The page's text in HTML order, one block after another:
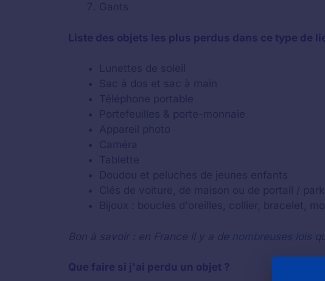
Gants
Liste des objets les plus perdus dans ce type de
Lunettes de soleil
Sac à dos et sac à main
Téléphone portable
Portefeuilles & porte-monnaie
Appareil photo
Caméra
Tablette
Doudou et peluches de jeunes enfants
Clés de voiture, de maison ou de portail /
Bijoux : boucles d'oreilles, collier, bracelet,
Bon à savoir : en France il y a de nombreuses lois
Que faire si j'ai perdu un objet ?